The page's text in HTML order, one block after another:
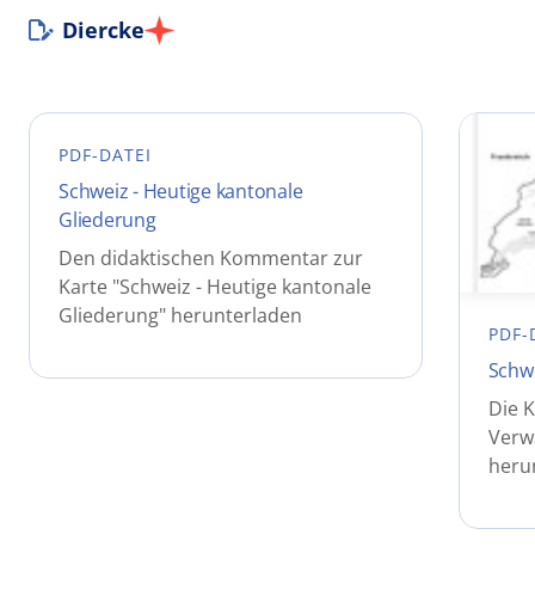
Diercke
PDF-DATEI
Schweiz - Heutige kantonale
Gliederung
Den didaktischen Kommentar zur
Karte "Schweiz - Heutige kantonale
Gliederung" herunterladen
PDF-
Die